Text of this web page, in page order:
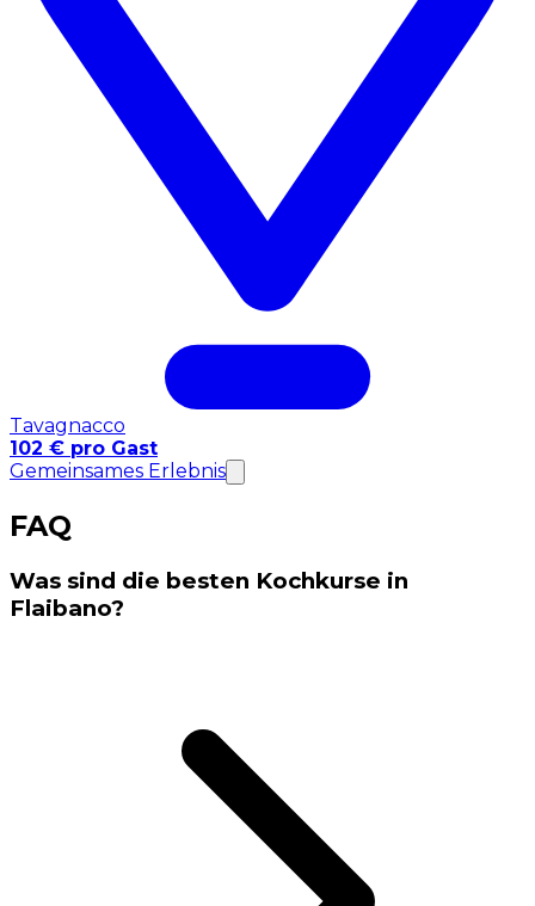
Tavagnacco
102 € pro Gast
Gemeinsames Erlebnis
FAQ
Was sind die besten Kochkurse in
Flaibano?